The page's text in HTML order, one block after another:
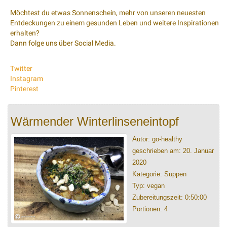
Möchtest du etwas Sonnenschein, mehr von unseren neuesten
Entdeckungen zu einem gesunden Leben und weitere Inspirationen
erhalten?
Dann folge uns über Social Media.
Twitter
Instagram
Pinterest
Wärmender Winterlinseneintopf
Autor: go-healthy
geschrieben am: 20. Januar
2020
Kategorie: Suppen
Typ: vegan
Zubereitungszeit: 0:50:00
Portionen: 4